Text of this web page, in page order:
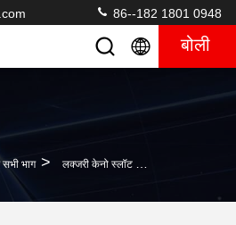
86--182 1801 0948
बोली
भाग > लक्जरी केनो स्लॉट जीवन की लक्जरी पीसीबी बोर्ड TOUCHEASY KENO बिक्री के लिए